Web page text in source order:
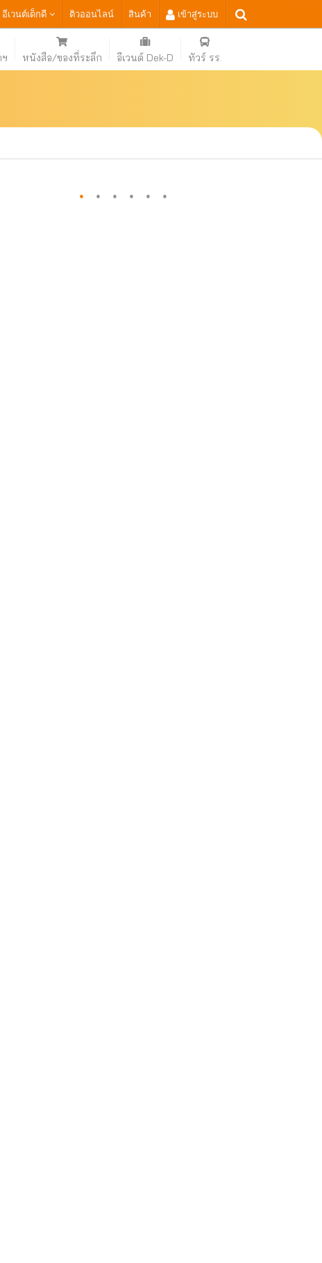
อีเวนต์เด็กดี ติวออนไลน์ สินค้า เข้าสู่ระบบ
หนังสือ/ของที่ระลึก อีเวนต์ Dek-D ทัวร์ รร.
· · · · · ·